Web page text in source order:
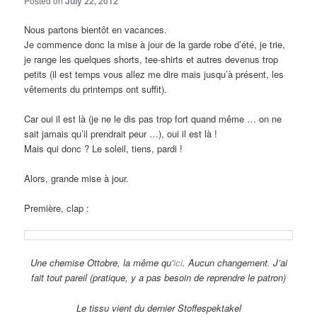
Nous partons bientôt en vacances.
Je commence donc la mise à jour de la garde robe d’été, je trie,
je range les quelques shorts, tee-shirts et autres devenus trop
petits (il est temps vous allez me dire mais jusqu’à présent, les
vêtements du printemps ont suffit).
Car oui il est là (je ne le dis pas trop fort quand même … on ne
sait jamais qu’il prendrait peur …), oui il est là !
Mais qui donc ? Le soleil, tiens, pardi !
Alors, grande mise à jour.
Première, clap :
Une chemise Ottobre, la même qu’ici. Aucun changement. J’ai
fait tout pareil (pratique, y a pas besoin de reprendre le patron)
Le tissu vient du dernier Stoffespektakel